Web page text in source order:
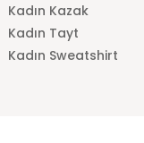
Kadın Kazak
Kadın Tayt
Kadın Sweatshirt